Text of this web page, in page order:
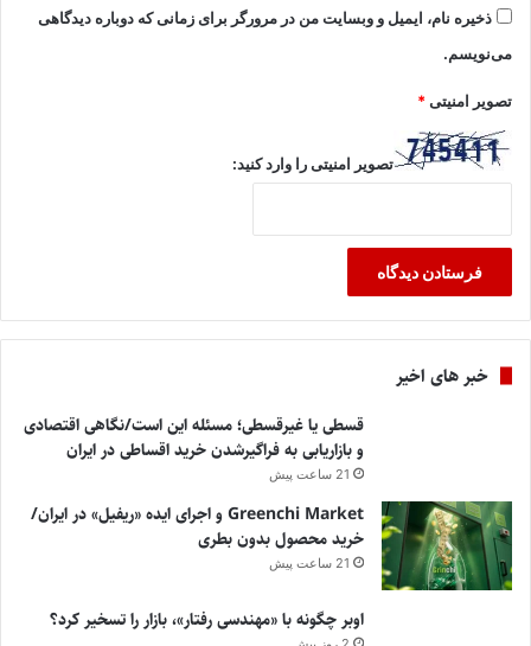
ذخیره نام، ایمیل و وبسایت من در مرورگر برای زمانی که دوباره دیدگاهی
می‌نویسم.
تصویر امنیتی*
تصویر امنیتی را وارد کنید:
خبر های اخیر
قسطی یا غیرقسطی؛ مسئله این است/نگاهی اقتصادی
و بازاریابی به فراگیرشدن خرید اقساطی در ایران
21 ساعت پیش
Greenchi Market و اجرای ایده «ریفیل» در ایران/
خرید محصول بدون بطری
21 ساعت پیش
اوبر چگونه با «مهندسی رفتار»، بازار را تسخیر کرد؟